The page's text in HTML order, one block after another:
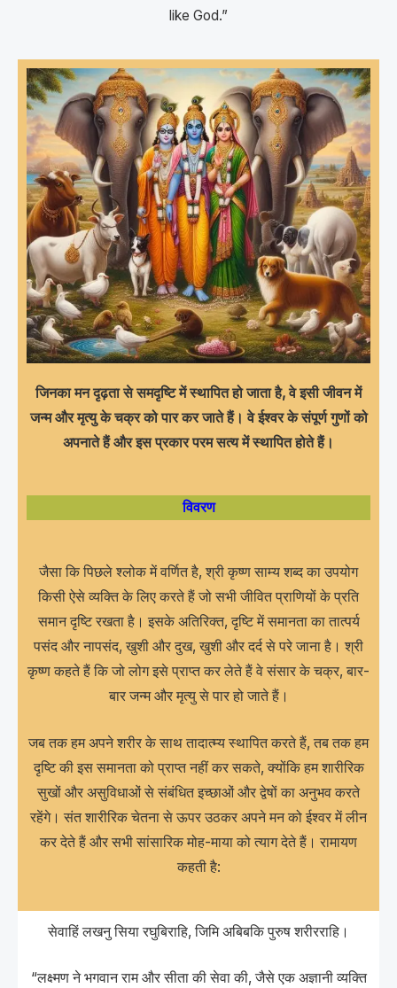
like God.”
जिनका मन दृढ़ता से समदृष्टि में स्थापित हो जाता है, वे इसी जीवन में
जन्म और मृत्यु के चक्र को पार कर जाते हैं। वे ईश्वर के संपूर्ण गुणों को
अपनाते हैं और इस प्रकार परम सत्य में स्थापित होते हैं।
विवरण
जैसा कि पिछले श्लोक में वर्णित है, श्री कृष्ण साम्य शब्द का उपयोग
किसी ऐसे व्यक्ति के लिए करते हैं जो सभी जीवित प्राणियों के प्रति
समान दृष्टि रखता है। इसके अतिरिक्त, दृष्टि में समानता का तात्पर्य
पसंद और नापसंद, खुशी और दुख, खुशी और दर्द से परे जाना है। श्री
कृष्ण कहते हैं कि जो लोग इसे प्राप्त कर लेते हैं वे संसार के चक्र, बार-
बार जन्म और मृत्यु से पार हो जाते हैं।
जब तक हम अपने शरीर के साथ तादात्म्य स्थापित करते हैं, तब तक हम
दृष्टि की इस समानता को प्राप्त नहीं कर सकते, क्योंकि हम शारीरिक
सुखों और असुविधाओं से संबंधित इच्छाओं और द्वेषों का अनुभव करते
रहेंगे। संत शारीरिक चेतना से ऊपर उठकर अपने मन को ईश्वर में लीन
कर देते हैं और सभी सांसारिक मोह-माया को त्याग देते हैं। रामायण
कहती है:
सेवाहिं लखनु सिया रघुबिराहि, जिमि अबिबकि पुरुष शरीरराहि।
“लक्ष्मण ने भगवान राम और सीता की सेवा की, जैसे एक अज्ञानी व्यक्ति